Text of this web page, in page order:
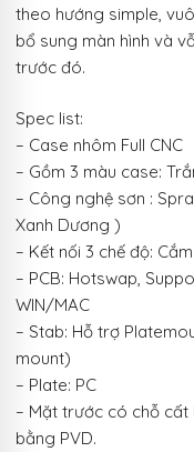
theo hướng simple,
bổ sung màn hình và
trước đó.
Spec list:
– Case nhôm Full CNC
– Gồm 3 màu case:
– Công nghệ sơn :
Xanh Dương )
– Kết nối 3 chế độ:
– PCB: Hotswap,
WIN/MAC
– Stab: Hỗ trợ
mount)
– Plate: PC
– Mặt trước có chỗ cất
bằng PVD.